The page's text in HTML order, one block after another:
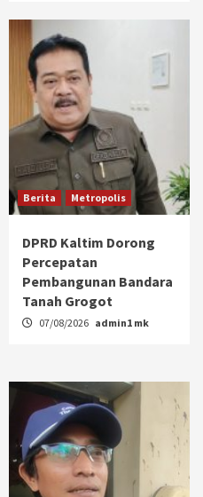
Berita Metropolis
DPRD Kaltim Dorong
Percepatan
Pembangunan Bandara
Tanah Grogot
07/08/2026 admin1 mk